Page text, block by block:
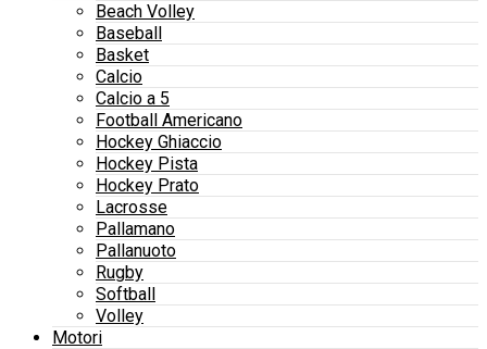
Beach Volley
Baseball
Basket
Calcio
Calcio a 5
Football Americano
Hockey Ghiaccio
Hockey Pista
Hockey Prato
Lacrosse
Pallamano
Pallanuoto
Rugby
Softball
Volley
Motori